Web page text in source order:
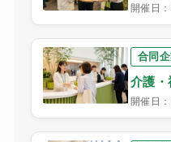
開催日
合同
介護・
開催日